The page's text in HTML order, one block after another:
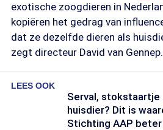
exotische zoogdieren in
kopiëren het gedrag van
dat ze dezelfde dieren als
zegt directeur David van Gennep.
LEES OOK
Serval,
huisdier? Dit is
Stichting AAP